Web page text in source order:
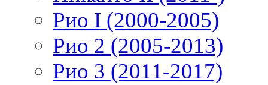
Рио I (2000-2005)
Рио 2 (2005-2013)
Рио 3 (2011-2017)